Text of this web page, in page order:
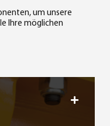
um unsere
Ihre möglichen